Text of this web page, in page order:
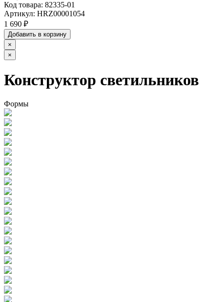
Код товара: 82335-01
Артикул: HRZ00001054
1 690 ₽
Добавить в корзину
×
×
Конструктор светильников
Формы